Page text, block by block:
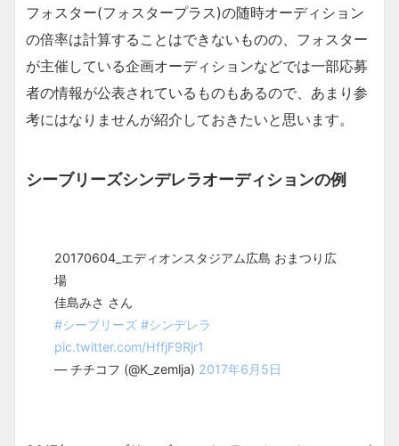
フォスター(フォスタープラス)の随時オーディション
の倍率は計算することはできないものの、フォスター
が主催している企画オーディションなどでは一部応募
者の情報が公表されているものもあるので、あまり参
考にはなりませんが紹介しておきたいと思います。
シーブリーズシンデレラオーディションの例
20170604_エディオンスタジアム広島 おまつり広
場
佳島みさ さん
#シーブリーズ #シンデレラ
pic.twitter.com/HffjF9Rjr1
— チチコフ (@K_zemlja) 2017年6月5日